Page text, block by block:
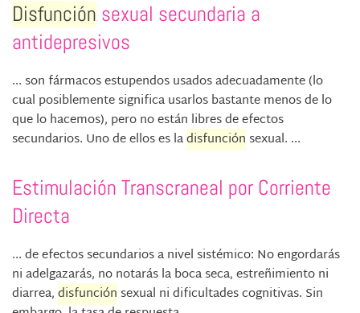
Disfunción sexual secundaria a
antidepresivos
... son fármacos estupendos usados adecuadamente (lo
cual posiblemente significa usarlos bastante menos de lo
que lo hacemos), pero no están libres de efectos
secundarios. Uno de ellos es ladisfunción sexual. ...
Estimulación Transcraneal por Corriente
Directa
... de efectos secundarios a nivel sistémico: No engordarás
ni adelgazarás, no notarás la boca seca, estreñimiento ni
diarrea,disfunción sexual ni dificultades cognitivas. Sin